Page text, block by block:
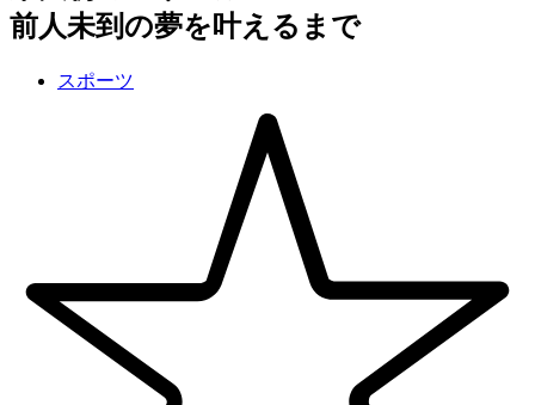
前人未到の夢を叶えるまで
スポーツ